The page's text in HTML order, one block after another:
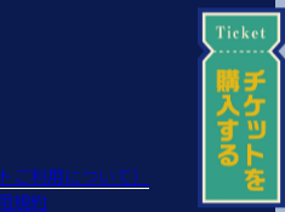
ご利用について）
規約